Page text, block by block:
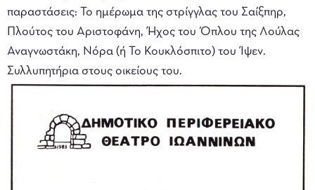
παραστάσεις: Το ημέρωμα της στρίγγλας του Σαίξπηρ,
Πλούτος του Αριστοφάνη, Ήχος του Όπλου της Λούλας
Αναγνωστάκη, Νόρα (ή Το Κουκλόσπιτο) του Ίψεν.
Συλλυπητήρια στους οικείους του.